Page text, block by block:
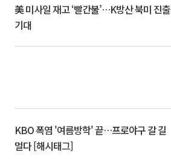
美 미사일 재고 ‘빨간불’…K방산 북미 진출
기대
KBO 폭염 '여름방학' 끝…프로야구 갈 길
멀다 [해시태그]